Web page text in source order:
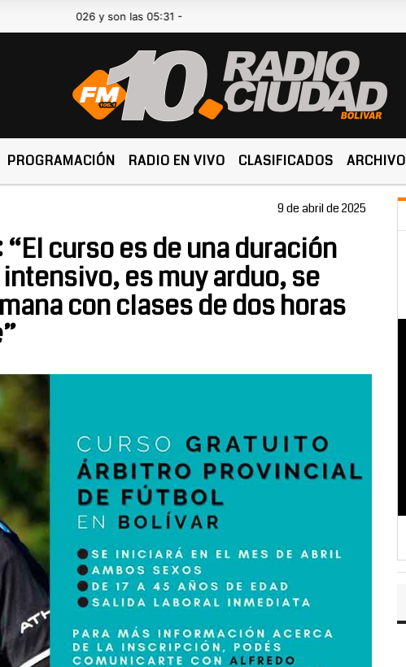
de 2026 y son las 05:31 -
PROGRAMACIÓN RADIO EN VIVO CLASIFICADOS ARCHIVO
9 de abril de 2025
curso es de una duración
es muy arduo, se
con clases de dos horas